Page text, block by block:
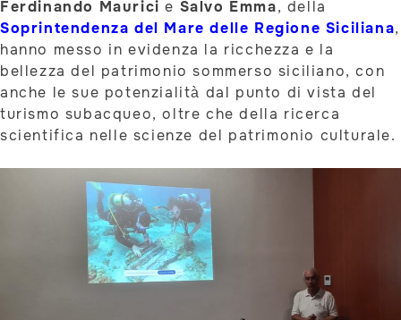
Ferdinando Maurici e Salvo Emma, della
Soprintendenza del Mare delle Regione Siciliana,
hanno messo in evidenza la ricchezza e la
bellezza del patrimonio sommerso siciliano, con
anche le sue potenzialità dal punto di vista del
turismo subacqueo, oltre che della ricerca
scientifica nelle scienze del patrimonio culturale.